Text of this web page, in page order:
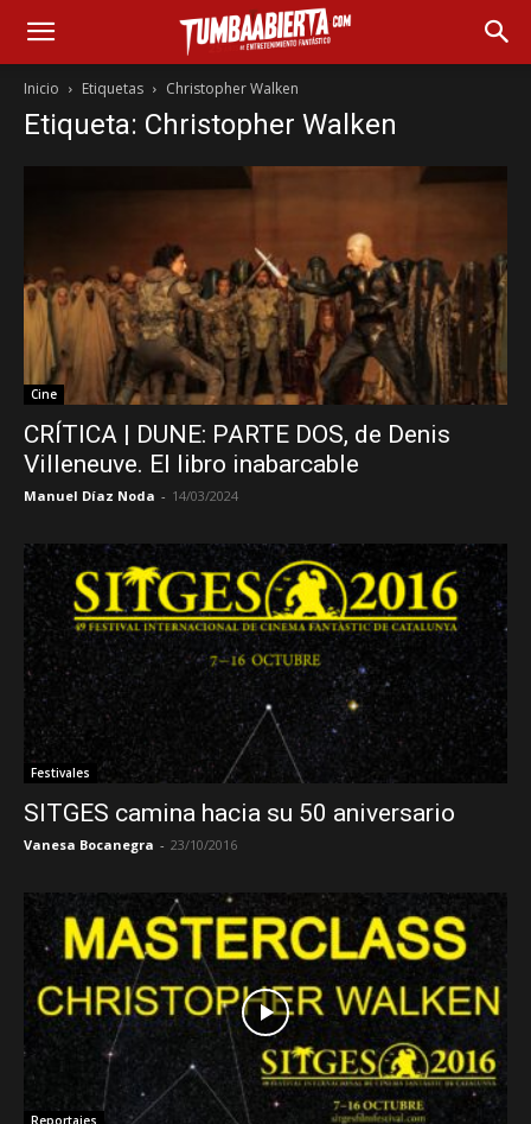
Inicio Etiquetas Christopher Walken
Etiqueta: Christopher Walken
Cine
CRÍTICA | DUNE: PARTE DOS, de Denis
Villeneuve. El libro inabarcable
Manuel Díaz Noda - 14/03/2024
Festivales
SITGES camina hacia su 50 aniversario
Vanesa Bocanegra - 23/10/2016